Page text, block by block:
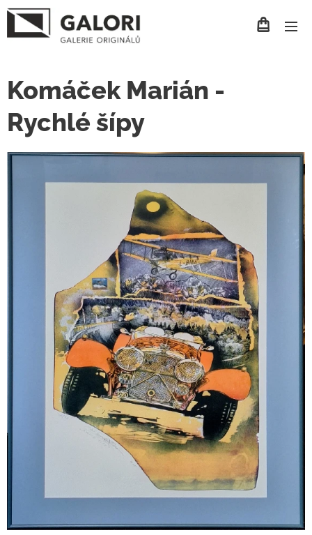
Komáček Marián -
Rychlé šípy